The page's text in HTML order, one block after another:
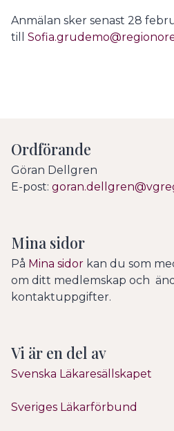
Anmälan sker senast 28
till
Ordförande
Göran Dellgren
E-post:
Mina sidor
På Mina sidor kan du som
om ditt medlemskap och
kontaktuppgifter.
Vi är en del av
Svenska Läkaresällskapet
Sveriges Läkarförbund